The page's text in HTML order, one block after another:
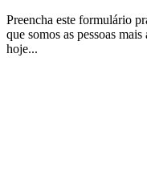
Preencha este formulário
que somos as pessoas
hoje...